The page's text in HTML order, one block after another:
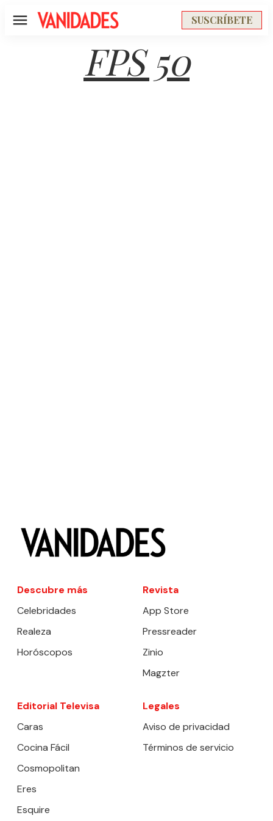
Menú SUSCRÍBETE
FPS 50
Descubre más
Celebridades
Realeza
Horóscopos
Revista
App Store
Pressreader
Zinio
Magzter
Editorial Televisa
Caras
Cocina Fácil
Cosmopolitan
Eres
Esquire
Legales
Aviso de privacidad
Términos de servicio